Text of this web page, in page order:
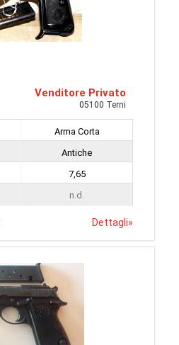
Venditore Privato
05100 Terni
Arma Corta
Antiche
7,65
n.d.
Dettagli»